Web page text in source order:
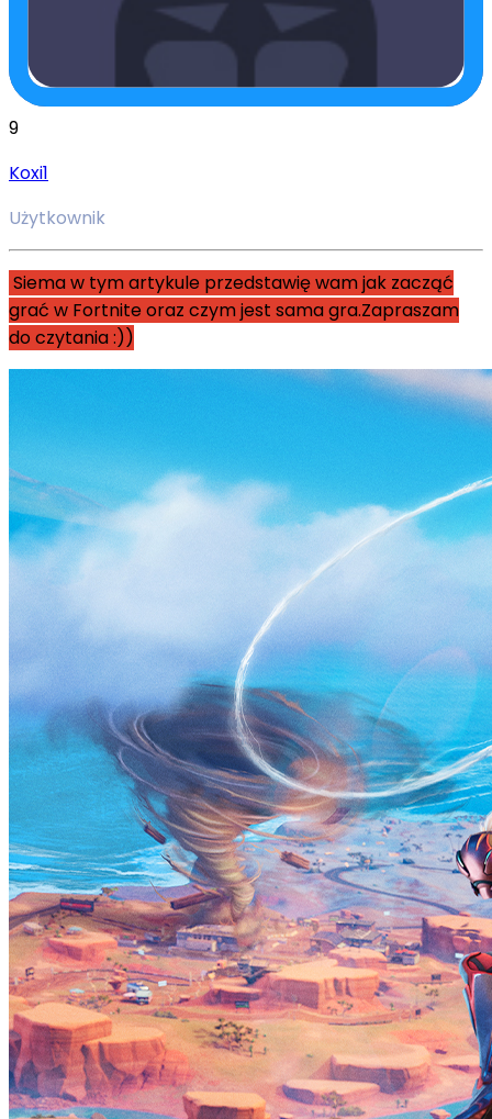
9
Koxi1
Użytkownik
Siema w tym artykule przedstawię wam jak zacząć
grać w Fortnite oraz czym jest sama gra.Zapraszam
do czytania :))